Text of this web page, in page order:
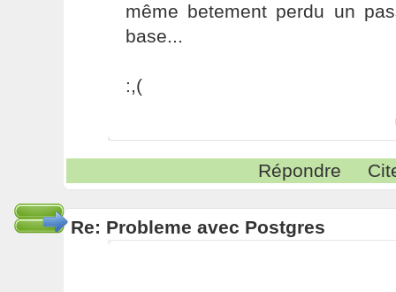
même betement perdu un
base...
:,(
Répondre
Re: Probleme avec Postgres